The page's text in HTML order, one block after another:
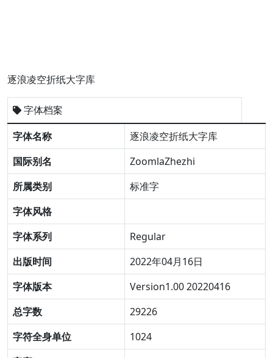
逐浪凌空折纸大字库
字体档案
字体名称
逐浪凌空折纸大字库
国际别名
ZoomlaZhezhi
所属类别
标准字
字体风格
字体系列
Regular
出版时间
2022年04月16日
字体版本
Version1.00 20220416
总字数
29226
字符全身单位
1024